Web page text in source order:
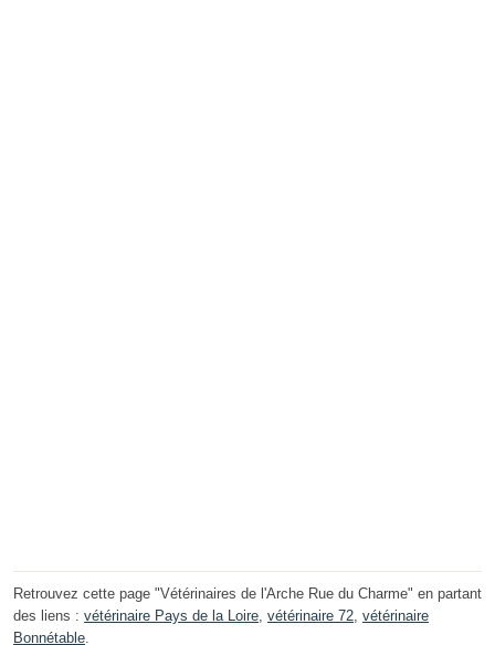
Retrouvez cette page "Vétérinaires de l'Arche Rue du Charme" en partant
des liens : vétérinaire Pays de la Loire, vétérinaire 72, vétérinaire
Bonnétable.